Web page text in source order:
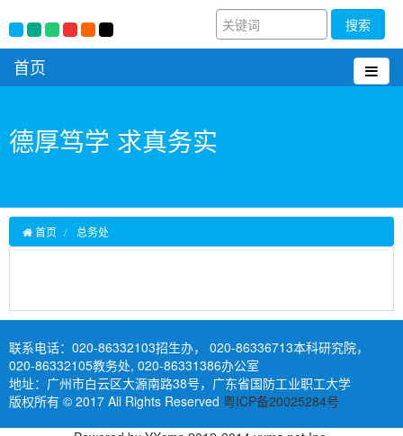
搜索
首页
德厚笃学 求真务实
首页 总务处
联系电话： 020-86332103招生办， 020-86336713本科研究院，
020-86332105教务处, 020-86331386办公室
地址：广州市白云区大源南路38号，广东省国防工业职工大学
版权所有 © 2017 All Rights Reserved 粤ICP备20025284号